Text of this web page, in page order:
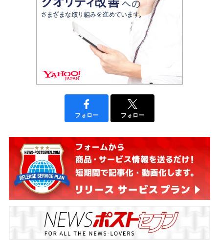
フォロー フォロー